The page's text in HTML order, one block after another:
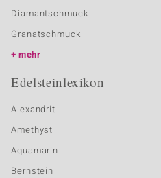
Diamantschmuck
Granatschmuck
mehr
Edelsteinlexikon
Alexandrit
Amethyst
Aquamarin
Bernstein